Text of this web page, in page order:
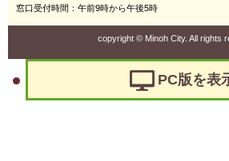
窓口受付時間：午前9時から午後5時
copyright ©Minoh City. All rights
PC版を表